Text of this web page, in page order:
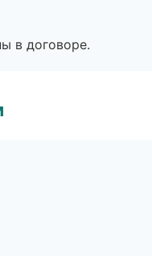
в договоре.